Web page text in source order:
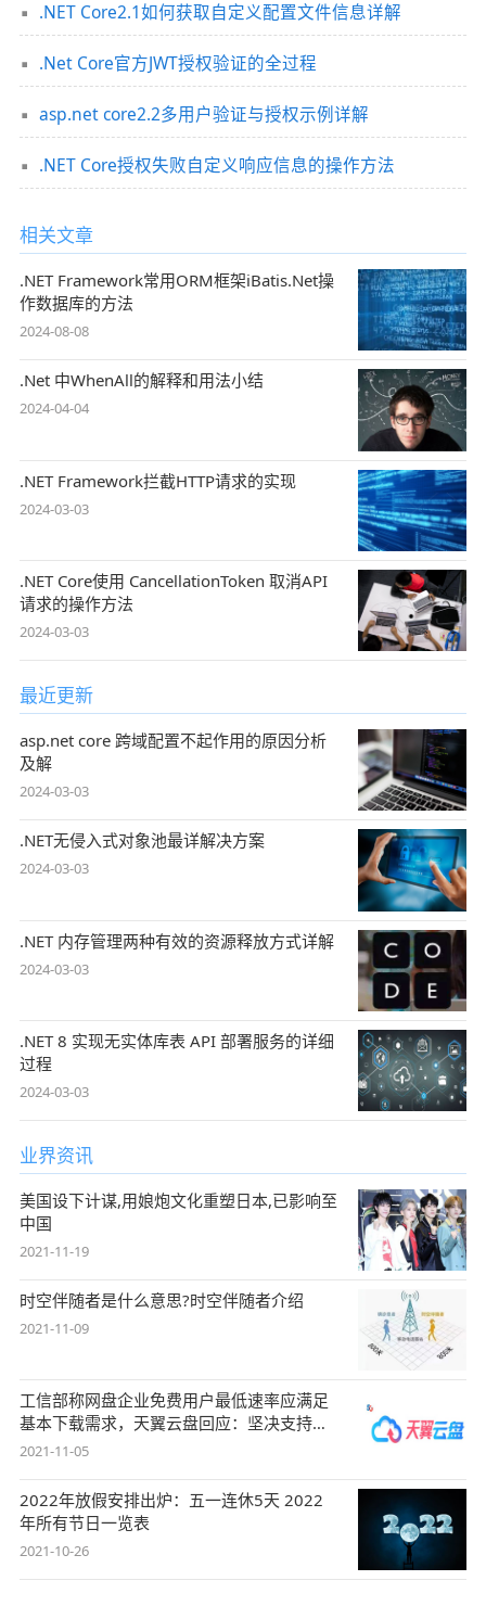
.NET Core2.1如何获取自定义配置文件信息详解
.Net Core官方JWT授权验证的全过程
asp.net core2.2多用户验证与授权示例详解
.NET Core授权失败自定义响应信息的操作方法
相关文章
.NET Framework常用ORM框架iBatis.Net操
作数据库的方法
2024-08-08
.Net 中WhenAll的解释和用法小结
2024-04-04
.NET Framework拦截HTTP请求的实现
2024-03-03
.NET Core使用 CancellationToken 取消API
请求的操作方法
2024-03-03
最近更新
asp.net core 跨域配置不起作用的原因分析
及解
2024-03-03
.NET无侵入式对象池最详解决方案
2024-03-03
.NET 内存管理两种有效的资源释放方式详解
2024-03-03
.NET 8 实现无实体库表 API 部署服务的详细
过程
2024-03-03
业界资讯
美国设下计谋,用娘炮文化重塑日本,已影响至
中国
2021-11-19
时空伴随者是什么意思?时空伴随者介绍
2021-11-09
工信部称网盘企业免费用户最低速率应满足
基本下载需求，天翼云盘回应：坚决支持，
始终
2021-11-05
2022年放假安排出炉：五一连休5天 2022
年所有节日一览表
2021-10-26